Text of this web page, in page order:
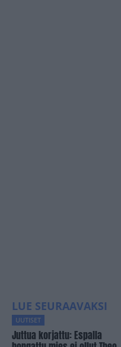
LUE SEURAAVAKSI
UUTISET
Juttua korjattu: Espalla